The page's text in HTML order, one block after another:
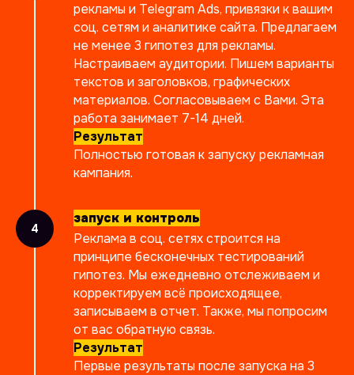
рекламы и Telegram Ads, привязки к вашим
соц. сетям и аналитике сайта. Предлагаем
не менее 3 гипотез для рекламы.
Настраиваем аудитории. Пишем варианты
текстов и заголовков, графических
материалов. Согласовываем с Вами. Эта
работа занимает 7-14 дней.
Результат
Полностью готовая к запуску рекламная
кампания.
запуск и контроль
Реклама в соц. сетях строится на
принципе бесконечных тестирований
гипотез. Мы ежедневно отслеживаем и
корректируем всё происходящее,
записываем в отчет. Также, мы попросим
от вас обратную связь.
Результат
Первые результаты после запуска на 3